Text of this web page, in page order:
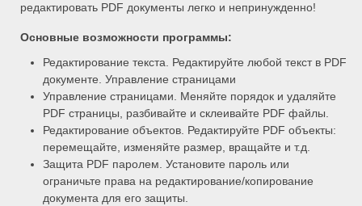
редактировать PDF документы легко и непринужденно!
Основные возможности программы:
Редактирование текста. Редактируйте любой текст в PDF
документе. Управление страницами
Управление страницами. Меняйте порядок и удаляйте
PDF страницы, разбивайте и склеивайте PDF файлы.
Редактирование объектов. Редактируйте PDF объекты:
перемещайте, изменяйте размер, вращайте и т.д.
Защита PDF паролем. Установите пароль или
ограничьте права на редактирование/копирование
документа для его защиты.